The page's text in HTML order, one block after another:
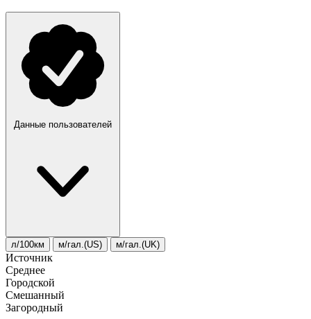
Данные пользователей
л/100км м/гал.(US) м/гал.(UK)
Источник
Среднее
Городской
Смешанный
Загородный